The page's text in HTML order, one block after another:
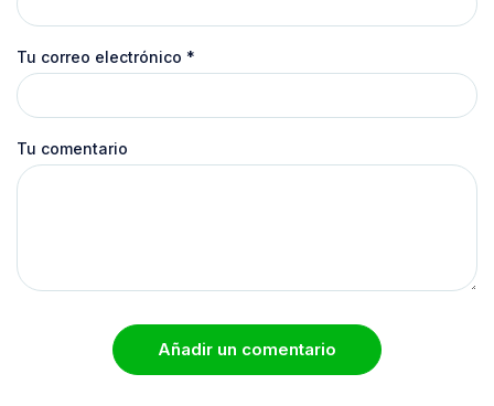
Tu correo electrónico *
Tu comentario
Añadir un comentario